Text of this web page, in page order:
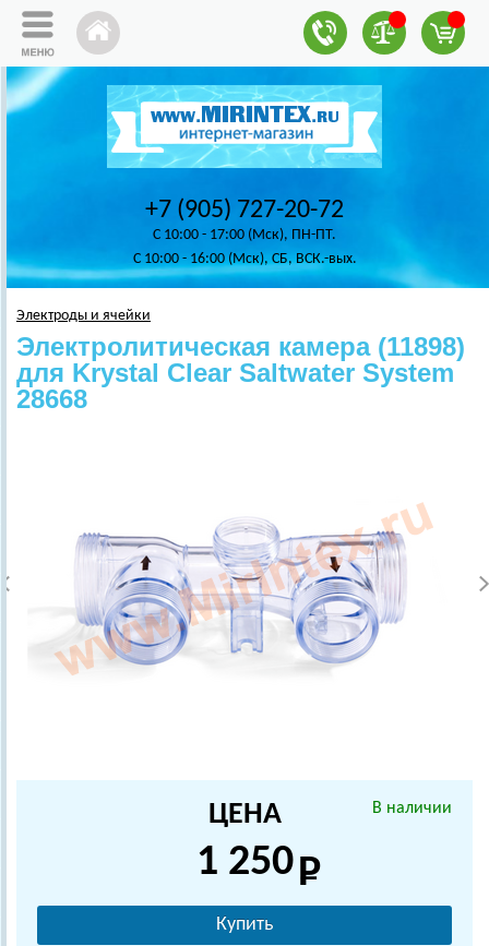
+7 (905) 727-20-72
C 10:00 - 17:00 (Мск), ПН-ПТ.
C 10:00 - 16:00 (Мск), СБ, ВСК.-вых.
Электроды и ячейки
Электролитическая камера (11898)
для Krystal Clear Saltwater System
28668
В наличии
ЦЕНА
1 250
Купить